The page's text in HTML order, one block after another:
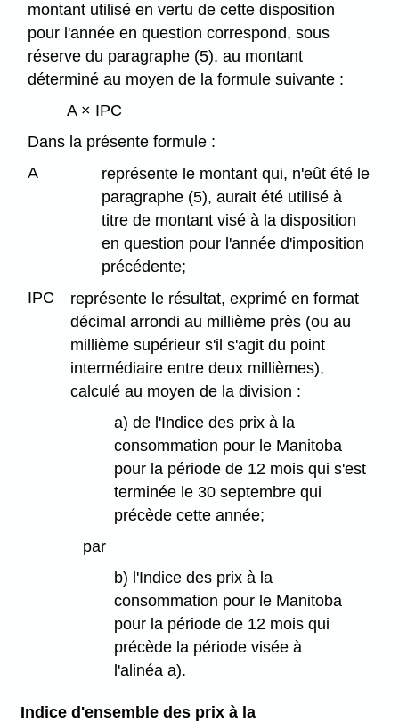
montant utilisé en vertu de cette disposition
pour l'année en question correspond, sous
réserve du paragraphe (5), au montant
déterminé au moyen de la formule suivante :
A × IPC
Dans la présente formule :
A
représente le montant qui, n'eût été le
paragraphe (5), aurait été utilisé à
titre de montant visé à la disposition
en question pour l'année d'imposition
précédente;
IPC
représente le résultat, exprimé en format
décimal arrondi au millième près (ou au
millième supérieur s'il s'agit du point
intermédiaire entre deux millièmes),
calculé au moyen de la division :
a) de l'Indice des prix à la
consommation pour le Manitoba
pour la période de 12 mois qui s'est
terminée le 30 septembre qui
précède cette année;
par
b) l'Indice des prix à la
consommation pour le Manitoba
pour la période de 12 mois qui
précède la période visée à
l'alinéa a).
Indice d'ensemble des prix à la